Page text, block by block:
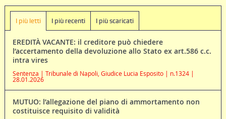
I più letti I più recenti I più scaricati
EREDITÀ VACANTE: il creditore può chiedere
l’accertamento della devoluzione allo Stato ex art.586 c.c.
intra vires
Sentenza | Tribunale di Napoli, Giudice Lucia Esposito | n.1324 |
28.01.2026
MUTUO: l’allegazione del piano di ammortamento non
costituisce requisito di validità